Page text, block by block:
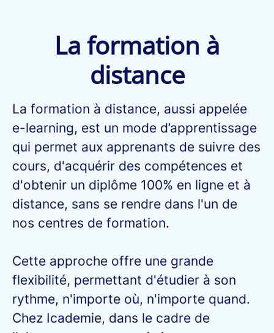
La formation à
distance
La formation à distance, aussi appelée
e-learning, est un mode d’apprentissage
qui permet aux apprenants de suivre des
cours, d'acquérir des compétences et
d'obtenir un diplôme 100% en ligne et à
distance, sans se rendre dans l'un de
nos centres de formation.
Cette approche offre une grande
flexibilité, permettant d'étudier à son
rythme, n'importe où, n'importe quand.
Chez Icademie, dans le cadre de